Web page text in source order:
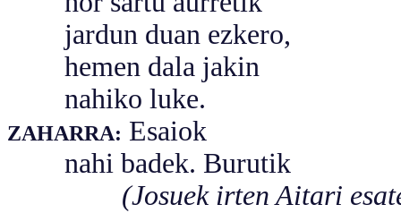
jardun duan ezkero,
hemen dala jakin
nahiko luke.
ZAHARRA: Esaiok
nahi badek. Burutik
(Josuek irten Aitari